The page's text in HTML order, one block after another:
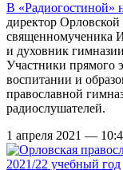
В «Радиогостиной»
директор
священномученика
и духовник
Участники прямого
воспитании и
православной
радиослушателей.
1 апреля 2021 —